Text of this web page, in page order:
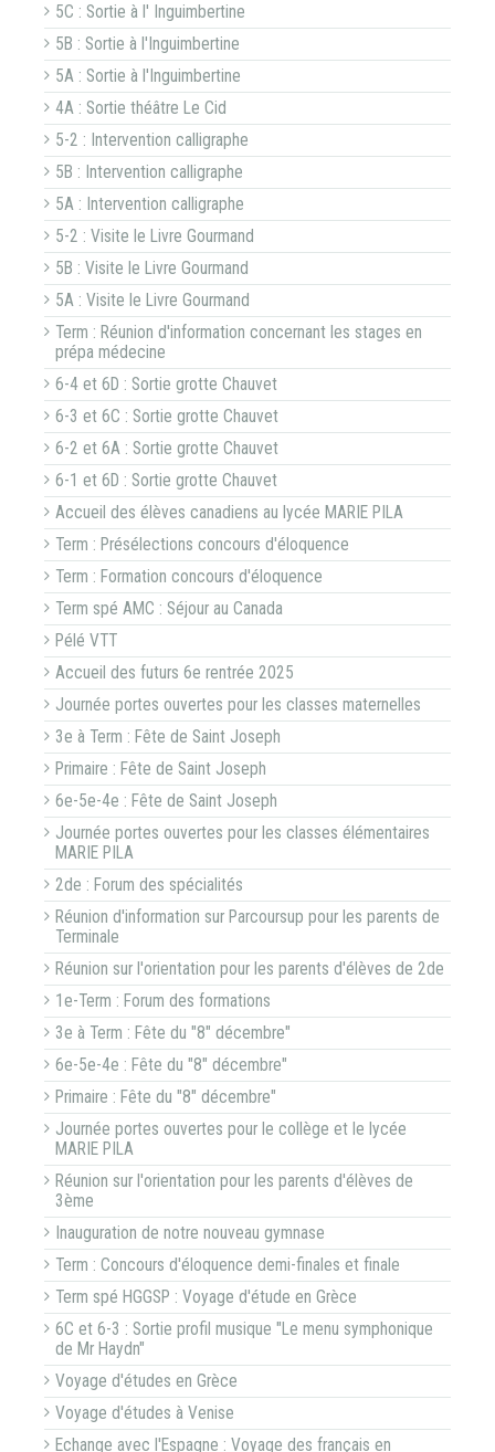
5C : Sortie à l' Inguimbertine
5B : Sortie à l'Inguimbertine
5A : Sortie à l'Inguimbertine
4A : Sortie théâtre Le Cid
5-2 : Intervention calligraphe
5B : Intervention calligraphe
5A : Intervention calligraphe
5-2 : Visite le Livre Gourmand
5B : Visite le Livre Gourmand
5A : Visite le Livre Gourmand
Term : Réunion d'information concernant les stages en
prépa médecine
6-4 et 6D : Sortie grotte Chauvet
6-3 et 6C : Sortie grotte Chauvet
6-2 et 6A : Sortie grotte Chauvet
6-1 et 6D : Sortie grotte Chauvet
Accueil des élèves canadiens au lycée MARIE PILA
Term : Présélections concours d'éloquence
Term : Formation concours d'éloquence
Term spé AMC : Séjour au Canada
Pélé VTT
Accueil des futurs 6e rentrée 2025
Journée portes ouvertes pour les classes maternelles
3e à Term : Fête de Saint Joseph
Primaire : Fête de Saint Joseph
6e-5e-4e : Fête de Saint Joseph
Journée portes ouvertes pour les classes élémentaires
MARIE PILA
2de : Forum des spécialités
Réunion d'information sur Parcoursup pour les parents de
Terminale
Réunion sur l'orientation pour les parents d'élèves de 2de
1e-Term : Forum des formations
3e à Term : Fête du "8" décembre"
6e-5e-4e : Fête du "8" décembre"
Primaire : Fête du "8" décembre"
Journée portes ouvertes pour le collège et le lycée
MARIE PILA
Réunion sur l'orientation pour les parents d'élèves de
3ème
Inauguration de notre nouveau gymnase
Term : Concours d'éloquence demi-finales et finale
Term spé HGGSP : Voyage d'étude en Grèce
6C et 6-3 : Sortie profil musique "Le menu symphonique
de Mr Haydn"
Voyage d'études en Grèce
Voyage d'études à Venise
Echange avec l'Espagne : Voyage des français en